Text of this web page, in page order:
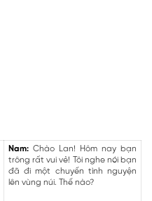
Nam: Chào Lan! Hôm nay bạn
trông rất vui vẻ! Tôi nghe nói bạn
đã đi một chuyến tình nguyện
lên vùng núi. Thế nào?